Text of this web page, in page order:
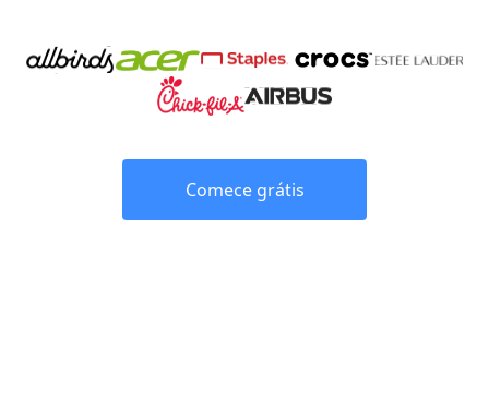
Comece grátis